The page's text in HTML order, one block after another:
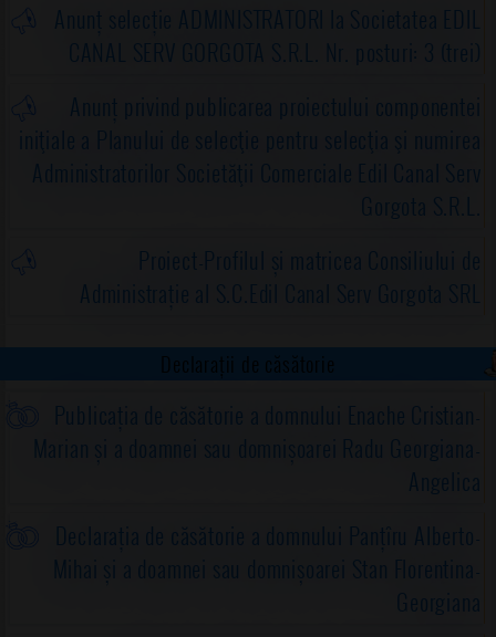
Anunț selecție ADMINISTRATORI la Societatea EDIL
CANAL SERV GORGOTA S.R.L. Nr. posturi: 3 (trei)
Anunț privind publicarea proiectului componentei
iniţiale a Planului de selecţie pentru selecţia şi numirea
Administratorilor Societăţii Comerciale Edil Canal Serv
Gorgota S.R.L.
Proiect-Profilul și matricea Consiliului de
Administrație al S.C.Edil Canal Serv Gorgota SRL
Declarații de căsătorie
Publicația de căsătorie a domnului Enache Cristian-
Marian și a doamnei sau domnișoarei Radu Georgiana-
Angelica
Declarația de căsătorie a domnului Panțîru Alberto-
Mihai și a doamnei sau domnișoarei Stan Florentina-
Georgiana